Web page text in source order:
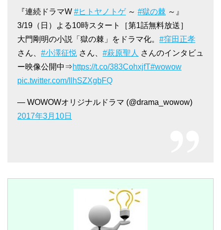
『連続ドラマW #ヒトヤノトゲ～ #獄の棘 ～』
3/19（日）よる10時スタート［第1話無料放送］
大門剛明の小説「獄の棘」をドラマ化。 #窪田正孝
さん、 #小澤征悦 さん、 #萩原聖人 さんのインタビュ
ー映像公開中⇒https://t.co/383CohxjfT#wowow
pic.twitter.com/IlhSZXgbFQ
— WOWOWオリジナルドラマ (@drama_wowow)
2017年3月10日